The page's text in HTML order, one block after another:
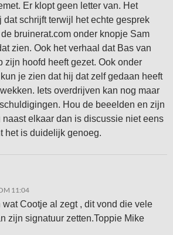
Er klopt geen letter van. Het
dat schrijft terwijl het echte gesprek
bruinerat.com onder knopje Sam
zien. Ook het verhaal dat Bas van
zijn hoofd heeft gezet. Ook onder
je zien dat hij dat zelf gedaan heeft
Iets overdrijven kan nog maar
Hou de beeelden en zijn
elkaar dan is discussie niet eens
het is duidelijk genoeg.
11:04
wat Cootje al zegt , dit vond die vele
zijn signatuur zetten.Toppie Mike